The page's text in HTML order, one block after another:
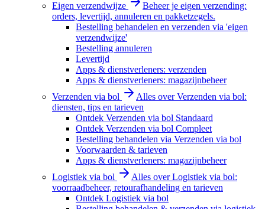
Eigen verzendwijze
Beheer je eigen verzending:
orders, levertijd, annuleren en pakketzegels.
Bestelling behandelen en verzenden via 'eigen
verzendwijze'
Bestelling annuleren
Levertijd
Apps & dienstverleners: verzenden
Apps & dienstverleners: magazijnbeheer
Verzenden via bol
Alles over Verzenden via bol:
diensten, tips en tarieven
Ontdek Verzenden via bol Standaard
Ontdek Verzenden via bol Compleet
Bestelling behandelen via Verzenden via bol
Voorwaarden & tarieven
Apps & dienstverleners: magazijnbeheer
Logistiek via bol
Alles over Logistiek via bol:
voorraadbeheer, retourafhandeling en tarieven
Ontdek Logistiek via bol